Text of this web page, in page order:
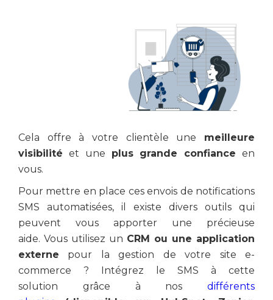
Cela offre à votre clientèle une meilleure
visibilité et une plus grande confiance en
vous.
Pour mettre en place ces envois de notifications
SMS automatisées, il existe divers outils qui
peuvent vous apporter une précieuse
aide. Vous utilisez un CRM ou une application
externe pour la gestion de votre site e-
commerce ? Intégrez le SMS à cette
solution grâce à nos différents